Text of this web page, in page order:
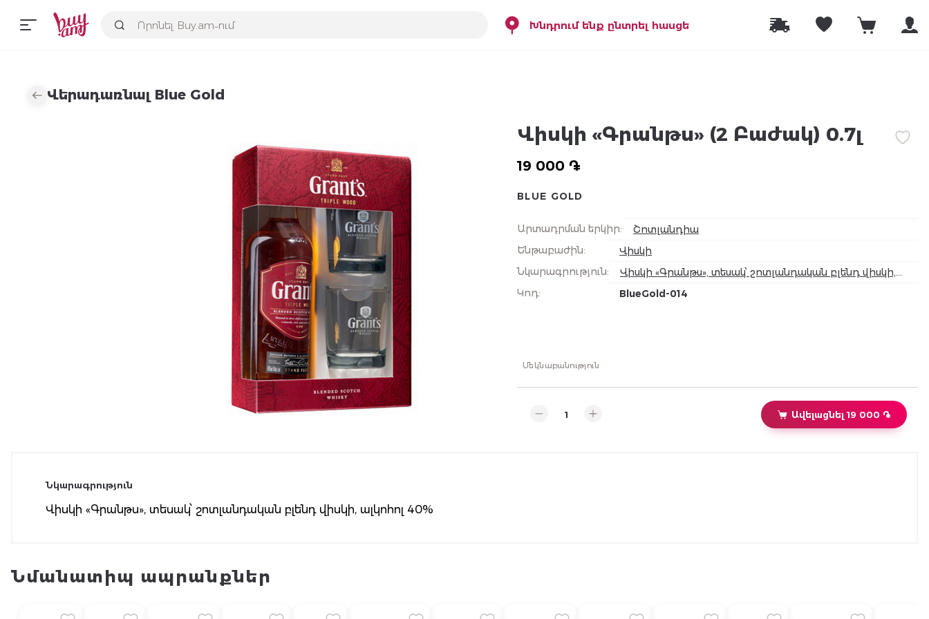
Խնդրում ենք ընտրել հասցե
Վերադառնալ Blue Gold
Վիսկի «Գրանթս» (2 Բաժակ) 0.7լ
19 000 ֏
BLUE GOLD
Արտադրման երկիր:
Շոտլանդիա
Ենթաբաժին:
Վիսկի
Նկարագրություն:
Վիսկի «Գրանթս», տեսակ՝ շոտլանդական բլենդ վիսկի,
Կոդ: BlueGold-014
Մեկնաբանություն
Ավելացնել 19 000 ֏
Նկարագրություն
Վիսկի «Գրանթս», տեսակ՝ շոտլանդական բլենդ վիսկի, ալկոհոլ 40%
Նմանատիպ ապրանքներ